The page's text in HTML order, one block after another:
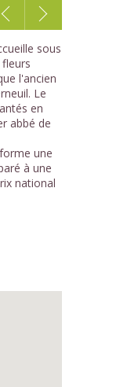
1 /3sous
l'ancien
Le
en
abbé de
une
à une
national